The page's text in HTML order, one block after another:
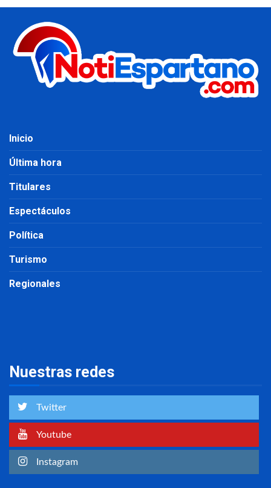
Inicio
Última hora
Titulares
Espectáculos
Política
Turismo
Regionales
Nuestras redes
Twitter
Youtube
Instagram